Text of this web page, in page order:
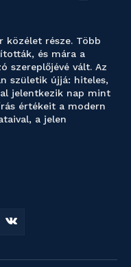
közélet része. Több
és mára a
szereplőjévé vált. Az
születik újjá: hiteles,
jelentkezik nap mint
értékeit a modern
a jelen